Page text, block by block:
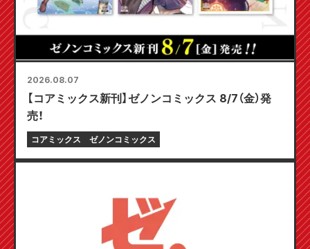
2026.08.07
【コアミックス新刊】ゼノンコミックス 8/7（金）発
売！
コアミックス ゼノンコミックス